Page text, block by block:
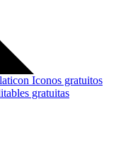
Iconos gratuitos
gratuitas